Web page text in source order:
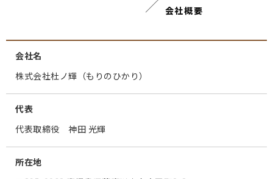
会社概要
会社名
株式会社杜ノ輝（もりのひかり）
代表
代表取締役 神田 光輝
所在地